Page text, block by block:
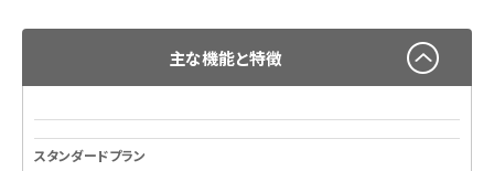
主な機能と特徴
スタンダードプラン